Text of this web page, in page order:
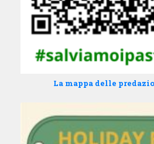
La mappa delle